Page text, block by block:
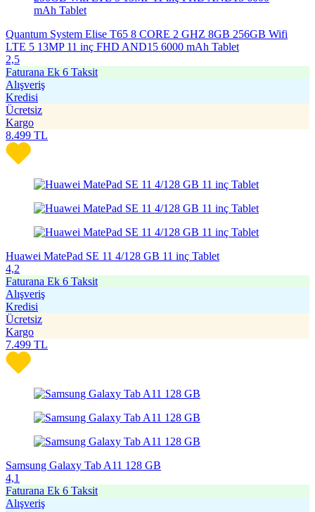
Quantum System Elise T65 8 CORE 2 GHZ 8GB 256GB Wifi
LTE 5 13MP 11 inç FHD AND15 6000 mAh Tablet
2,5
Faturana Ek 6 Taksit
Alışveriş
Kredisi
Ücretsiz
Kargo
8.499 TL
Huawei MatePad SE 11 4/128 GB 11 inç Tablet
4,2
Faturana Ek 6 Taksit
Alışveriş
Kredisi
Ücretsiz
Kargo
7.499 TL
Samsung Galaxy Tab A11 128 GB
4,1
Faturana Ek 6 Taksit
Alışveriş